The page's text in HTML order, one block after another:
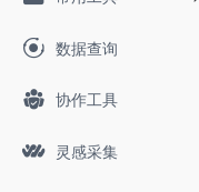
数据查询
协作工具
灵感采集